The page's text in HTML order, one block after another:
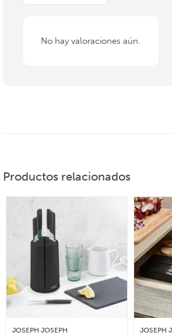
No hay valoraciones aún.
Productos relacionados
JOSEPH JOSEPH JOSEPH